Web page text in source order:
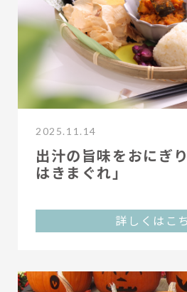
2025.11.14
出汁の旨味をおにぎ
はきまぐれ」
詳しくはこ